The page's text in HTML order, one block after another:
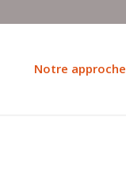
Notre approche